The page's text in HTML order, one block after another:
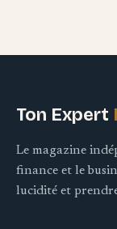
Ton Expert
Le magazine
finance et le
lucidité et